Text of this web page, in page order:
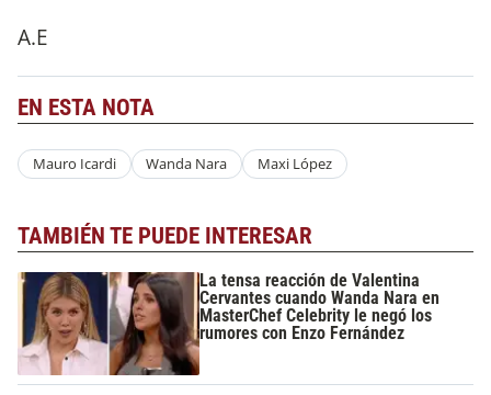
A.E
EN ESTA NOTA
Mauro Icardi Wanda Nara Maxi López
TAMBIÉN TE PUEDE INTERESAR
La tensa reacción de Valentina
Cervantes cuando Wanda Nara en
MasterChef Celebrity le negó los
rumores con Enzo Fernández